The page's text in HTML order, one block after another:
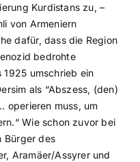
Kurdistans zu, –
von Armeniern
dafür, dass die Region
bedrohte
1925 umschrieb ein
als “Abszess, (den)
operieren muss, um
Wie schon zuvor bei
Bürger des
Aramäer/Assyrer und